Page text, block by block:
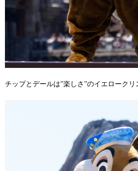
チップとデールは”楽しさ”のイエロークリ